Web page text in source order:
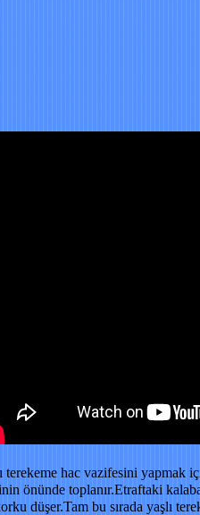
terekeme hac vazifesini yapmak
önünde toplanır.Etraftaki
düşer.Tam bu sırada yaşlı